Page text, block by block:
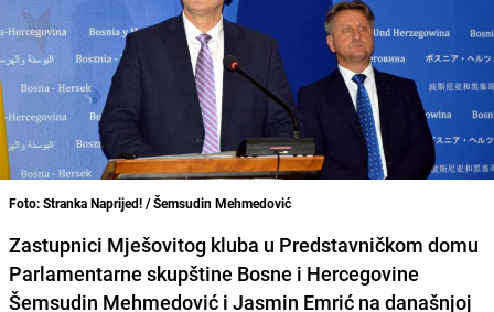
Foto: Stranka Naprijed! / Šemsudin Mehmedović
Zastupnici Mješovitog kluba u Predstavničkom domu
Parlamentarne skupštine Bosne i Hercegovine
Šemsudin Mehmedović i Jasmin Emrić na današnjoj